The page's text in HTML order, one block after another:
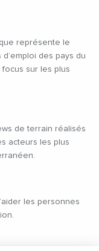
représente le
des pays du
sur les plus
de terrain réalisés
acteurs les plus
les personnes